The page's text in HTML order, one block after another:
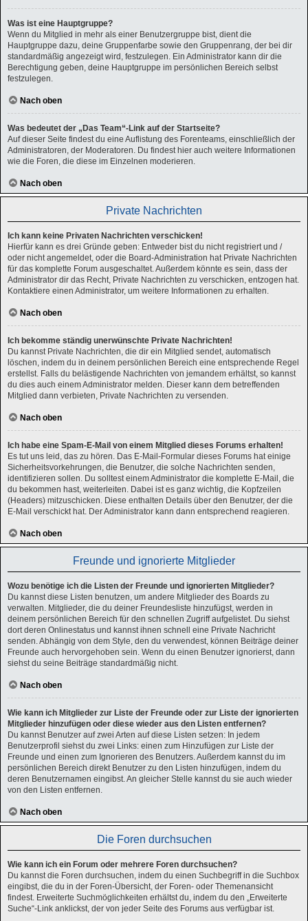
Was ist eine Hauptgruppe?
Wenn du Mitglied in mehr als einer Benutzergruppe bist, dient die
Hauptgruppe dazu, deine Gruppenfarbe sowie den Gruppenrang, der bei dir
standardmäßig angezeigt wird, festzulegen. Ein Administrator kann dir die
Berechtigung geben, deine Hauptgruppe im persönlichen Bereich selbst
festzulegen.
Nach oben
Was bedeutet der „Das Team“-Link auf der Startseite?
Auf dieser Seite findest du eine Auflistung des Forenteams, einschließlich der
Administratoren, der Moderatoren. Du findest hier auch weitere Informationen
wie die Foren, die diese im Einzelnen moderieren.
Nach oben
Private Nachrichten
Ich kann keine Privaten Nachrichten verschicken!
Hierfür kann es drei Gründe geben: Entweder bist du nicht registriert und /
oder nicht angemeldet, oder die Board-Administration hat Private Nachrichten
für das komplette Forum ausgeschaltet. Außerdem könnte es sein, dass der
Administrator dir das Recht, Private Nachrichten zu verschicken, entzogen hat.
Kontaktiere einen Administrator, um weitere Informationen zu erhalten.
Nach oben
Ich bekomme ständig unerwünschte Private Nachrichten!
Du kannst Private Nachrichten, die dir ein Mitglied sendet, automatisch
löschen, indem du in deinem persönlichen Bereich eine entsprechende Regel
erstellst. Falls du belästigende Nachrichten von jemandem erhältst, so kannst
du dies auch einem Administrator melden. Dieser kann dem betreffenden
Mitglied dann verbieten, Private Nachrichten zu versenden.
Nach oben
Ich habe eine Spam-E-Mail von einem Mitglied dieses Forums erhalten!
Es tut uns leid, das zu hören. Das E-Mail-Formular dieses Forums hat einige
Sicherheitsvorkehrungen, die Benutzer, die solche Nachrichten senden,
identifizieren sollen. Du solltest einem Administrator die komplette E-Mail, die
du bekommen hast, weiterleiten. Dabei ist es ganz wichtig, die Kopfzeilen
(Headers) mitzuschicken. Diese enthalten Details über den Benutzer, der die
E-Mail verschickt hat. Der Administrator kann dann entsprechend reagieren.
Nach oben
Freunde und ignorierte Mitglieder
Wozu benötige ich die Listen der Freunde und ignorierten Mitglieder?
Du kannst diese Listen benutzen, um andere Mitglieder des Boards zu
verwalten. Mitglieder, die du deiner Freundesliste hinzufügst, werden in
deinem persönlichen Bereich für den schnellen Zugriff aufgelistet. Du siehst
dort deren Onlinestatus und kannst ihnen schnell eine Private Nachricht
senden. Abhängig von dem Style, den du verwendest, können Beiträge deiner
Freunde auch hervorgehoben sein. Wenn du einen Benutzer ignorierst, dann
siehst du seine Beiträge standardmäßig nicht.
Nach oben
Wie kann ich Mitglieder zur Liste der Freunde oder zur Liste der ignorierten
Mitglieder hinzufügen oder diese wieder aus den Listen entfernen?
Du kannst Benutzer auf zwei Arten auf diese Listen setzen: In jedem
Benutzerprofil siehst du zwei Links: einen zum Hinzufügen zur Liste der
Freunde und einen zum Ignorieren des Benutzers. Außerdem kannst du im
persönlichen Bereich direkt Benutzer zu den Listen hinzufügen, indem du
deren Benutzernamen eingibst. An gleicher Stelle kannst du sie auch wieder
von den Listen entfernen.
Nach oben
Die Foren durchsuchen
Wie kann ich ein Forum oder mehrere Foren durchsuchen?
Du kannst die Foren durchsuchen, indem du einen Suchbegriff in die Suchbox
eingibst, die du in der Foren-Übersicht, der Foren- oder Themenansicht
findest. Erweiterte Suchmöglichkeiten erhältst du, indem du den „Erweiterte
Suche“-Link anklickst, der von jeder Seite des Forums aus verfügbar ist.